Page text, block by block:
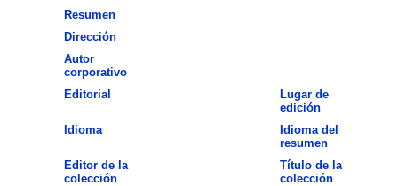
Resumen
Dirección
Autor
corporativo
Editorial
Lugar de
edición
Idioma
Idioma del
resumen
Editor de la
colección
Título de la
colección